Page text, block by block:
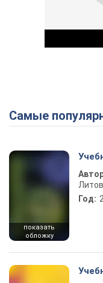
Самые
показать
обложку
Год: